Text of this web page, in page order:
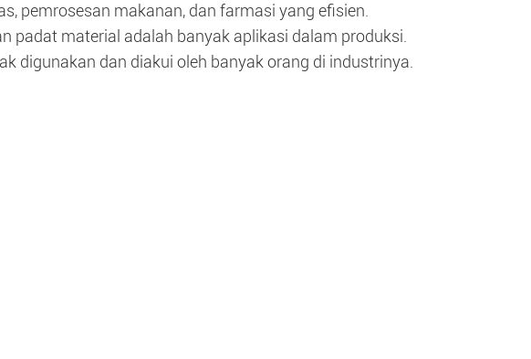
pemrosesan makanan, dan farmasi yang efisien.
padat material adalah banyak aplikasi dalam produksi.
digunakan dan diakui oleh banyak orang di industrinya.